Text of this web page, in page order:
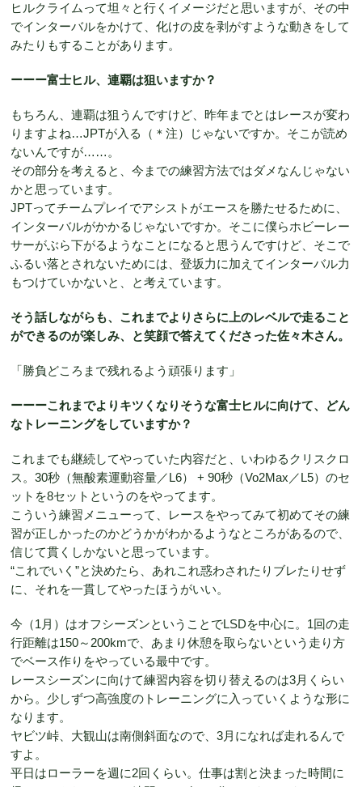
ヒルクライムって坦々と行くイメージだと思いますが、その中
でインターバルをかけて、化けの皮を剥がすような動きをして
みたりもすることがあります。
ーーー富士ヒル、連覇は狙いますか？
もちろん、連覇は狙うんですけど、昨年までとはレースが変わ
りますよね…JPTが入る（＊注）じゃないですか。そこが読め
ないんですが……。
その部分を考えると、今までの練習方法ではダメなんじゃない
かと思っています。
JPTってチームプレイでアシストがエースを勝たせるために、
インターバルがかかるじゃないですか。そこに僕らホビーレー
サーがぶら下がるようなことになると思うんですけど、そこで
ふるい落とされないためには、登坂力に加えてインターバル力
もつけていかないと、と考えています。
そう話しながらも、これまでよりさらに上のレベルで走ること
ができるのが楽しみ、と笑顔で答えてくださった佐々木さん。
「勝負どころまで残れるよう頑張ります」
ーーーこれまでよりキツくなりそうな富士ヒルに向けて、どん
なトレーニングをしていますか？
これまでも継続してやっていた内容だと、いわゆるクリスクロ
ス。30秒（無酸素運動容量／L6） + 90秒（Vo2Max／L5）のセ
ットを8セットというのをやってます。
こういう練習メニューって、レースをやってみて初めてその練
習が正しかったのかどうかがわかるようなところがあるので、
信じて貫くしかないと思っています。
“これでいく”と決めたら、あれこれ惑わされたりブレたりせず
に、それを一貫してやったほうがいい。
今（1月）はオフシーズンということでLSDを中心に。1回の走
行距離は150～200kmで、あまり休憩を取らないという走り方
でベース作りをやっている最中です。
レースシーズンに向けて練習内容を切り替えるのは3月くらい
から。少しずつ高強度のトレーニングに入っていくような形に
なります。
ヤビツ峠、大観山は南側斜面なので、3月になれば走れるんで
すよ。
平日はローラーを週に2回くらい。仕事は割と決まった時間に